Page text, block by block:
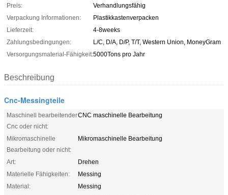
Preis:
Verhandlungsfähig
Verpackung Informationen:
Plastikkastenverpacken
Lieferzeit:
4-8weeks
Zahlungsbedingungen:
L/C, D/A, D/P, T/T, Western Union, MoneyGram
Versorgungsmaterial-Fähigkeit:5000Tons pro Jahr
Beschreibung
Cnc-Messingteile
Maschinell bearbeitender
Cnc oder nicht:
CNC maschinelle Bearbeitung
Mikromaschinelle
Bearbeitung oder nicht:
Mikromaschinelle Bearbeitung
Art:
Drehen
Materielle Fähigkeiten:
Messing
Material:
Messing